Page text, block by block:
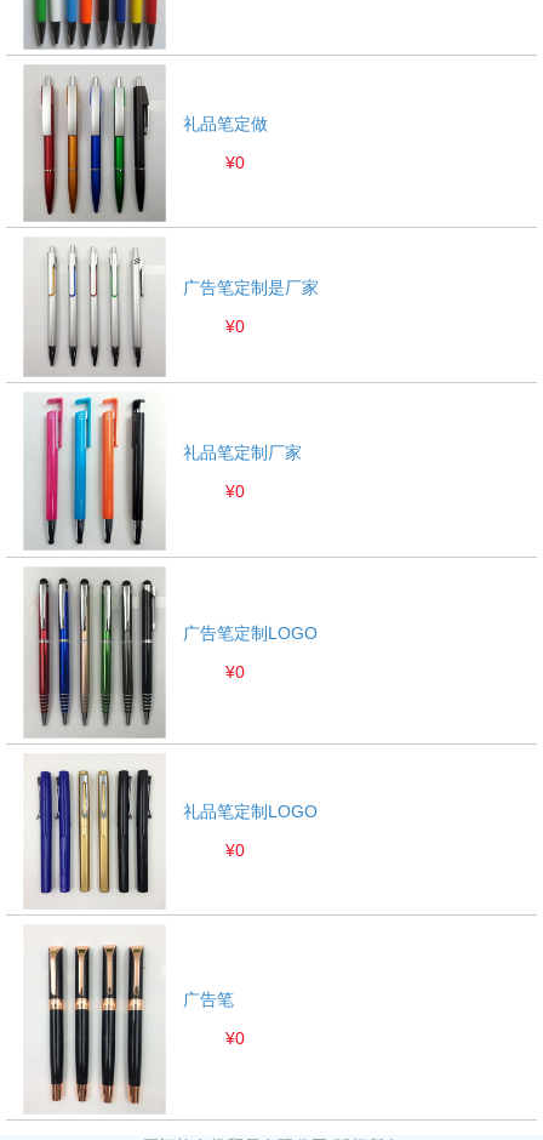
礼品笔定做
¥0
广告笔定制是厂家
¥0
礼品笔定制厂家
¥0
广告笔定制LOGO
¥0
礼品笔定制LOGO
¥0
广告笔
¥0